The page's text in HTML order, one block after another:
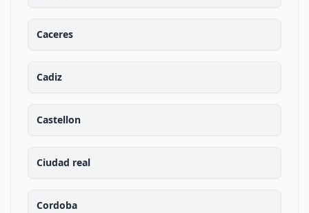
Caceres
Cadiz
Castellon
Ciudad real
Cordoba